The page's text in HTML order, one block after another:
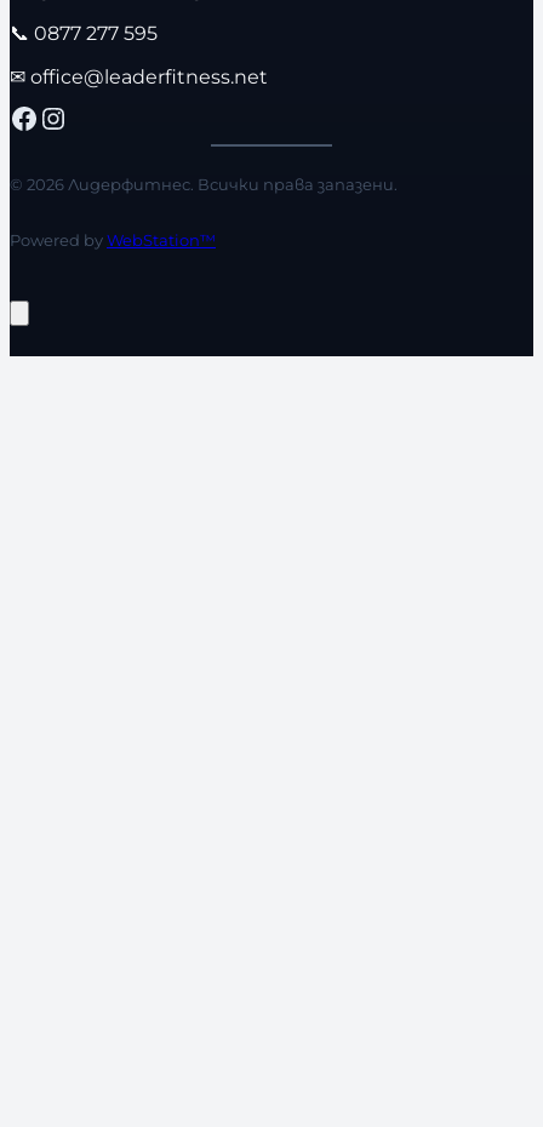
📞 0877 277 595
✉ office@leaderfitness.net
Facebook Instagram
© 2026 Лидерфитнес. Всички права запазени.
Powered byWebStation™